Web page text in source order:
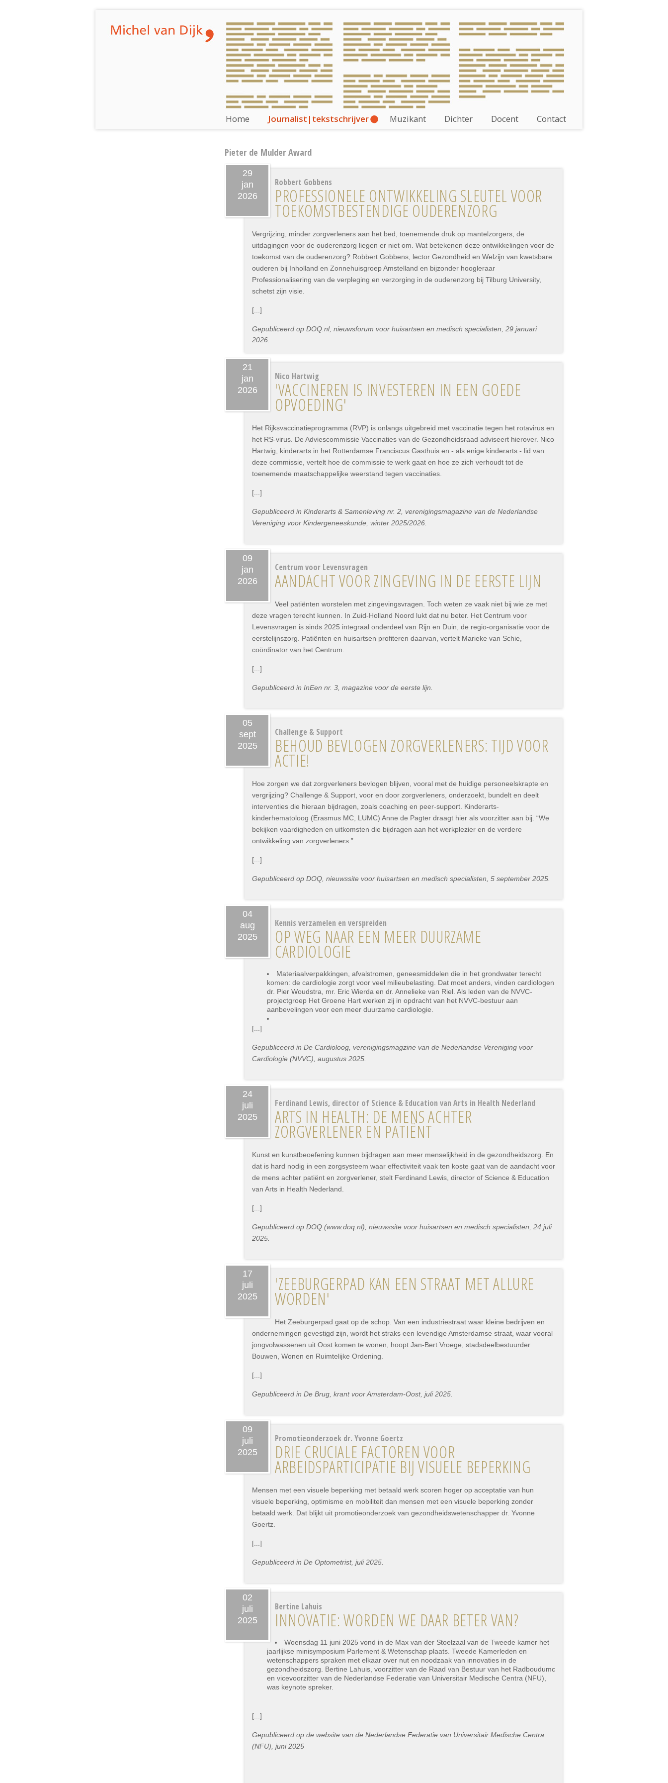
Home Journalist|tekstschrijver Muzikant Dichter Docent Contact
Pieter de Mulder Award
29
jan
2026
Robbert Gobbens
PROFESSIONELE ONTWIKKELING SLEUTEL VOOR
TOEKOMST­BESTENDIGE OUDEREN­ZORG
Vergrijzing, minder zorgverleners aan het bed, toenemende druk op mantelzorgers, de
uitdagingen voor de ouderenzorg liegen er niet om. Wat betekenen deze ontwikkelingen voor de
toekomst van de ouderenzorg? Robbert Gobbens, lector Gezondheid en Welzijn van kwetsbare
ouderen bij Inholland en Zonnehuisgroep Amstelland en bijzonder hoogleraar
Professionalisering van de verpleging en verzorging in de ouderenzorg bij Tilburg University,
schetst zijn visie.
[...]
Gepubliceerd op DOQ.nl, nieuwsforum voor huisartsen en medisch specialisten, 29 januari
2026.
21
jan
2026
Nico Hartwig
'VACCINEREN IS INVESTEREN IN EEN GOEDE
OPVOEDING'
Het Rijksvaccinatieprogramma (RVP) is onlangs uitgebreid met vaccinatie tegen het rotavirus en
het RS-virus. De Adviescommissie Vaccinaties van de Gezondheidsraad adviseert hierover. Nico
Hartwig, kinderarts in het Rotterdamse Franciscus Gasthuis en - als enige kinderarts - lid van
deze commissie, vertelt hoe de commissie te werk gaat en hoe ze zich verhoudt tot de
toenemende maatschappelijke weerstand tegen vaccinaties.
[...]
Gepubliceerd in Kinderarts & Samenleving nr. 2, verenigingsmagazine van de Nederlandse
Vereniging voor Kindergeneeskunde, winter 2025/2026.
09
jan
2026
Centrum voor Levensvragen
AANDACHT VOOR ZINGEVING IN DE EERSTE LIJN
Veel patiënten worstelen met zingevingsvragen. Toch weten ze vaak niet bij wie ze met
deze vragen terecht kunnen. In Zuid-Holland Noord lukt dat nu beter. Het Centrum voor
Levensvragen is sinds 2025 integraal onderdeel van Rijn en Duin, de regio-organisatie voor de
eerstelijnszorg. Patiënten en huisartsen profiteren daarvan, vertelt Marieke van Schie,
coördinator van het Centrum.
[...]
Gepubliceerd in InEen nr. 3, magazine voor de eerste lijn.
05
sept
2025
Challenge & Support
BEHOUD BEVLOGEN ZORGVERLENERS: TIJD VOOR
ACTIE!
Hoe zorgen we dat zorgverleners bevlogen blijven, vooral met de huidige personeelskrapte en
vergrijzing? Challenge & Support, voor en door zorgverleners, onderzoekt, bundelt en deelt
interventies die hieraan bijdragen, zoals coaching en peer-support. Kinderarts-
kinderhematoloog (Erasmus MC, LUMC) Anne de Pagter draagt hier als voorzitter aan bij. “We
bekijken vaardigheden en uitkomsten die bijdragen aan het werkplezier en de verdere
ontwikkeling van zorgverleners.”
[...]
Gepubliceerd op DOQ, nieuwssite voor huisartsen en medisch specialisten, 5 september 2025.
04
aug
2025
Kennis verzamelen en verspreiden
OP WEG NAAR EEN MEER DUURZAME
CARDIOLOGIE
Materiaalverpakkingen, afvalstromen, geneesmiddelen die in het grondwater terecht
komen: de cardiologie zorgt voor veel milieubelasting. Dat moet anders, vinden cardiologen
dr. Pier Woudstra, mr. Eric Wierda en dr. Annelieke van Riel. Als leden van de NVVC-
projectgroep Het Groene Hart werken zij in opdracht van het NVVC-bestuur aan
aanbevelingen voor een meer duurzame cardiologie.
[...]
Gepubliceerd in De Cardioloog, verenigingsmagzine van de Nederlandse Vereniging voor
Cardiologie (NVVC), augustus 2025.
24
juli
2025
Ferdinand Lewis, director of Science & Education van Arts in Health Nederland
ARTS IN HEALTH: DE MENS ACHTER
ZORGVERLENER EN PATIËNT
Kunst en kunstbeoefening kunnen bijdragen aan meer menselijkheid in de gezondheidszorg. En
dat is hard nodig in een zorgsysteem waar effectiviteit vaak ten koste gaat van de aandacht voor
de mens achter patiënt en zorgverlener, stelt Ferdinand Lewis, director of Science & Education
van Arts in Health Nederland.
[...]
Gepubliceerd op DOQ (www.doq.nl), nieuwssite voor huisartsen en medisch specialisten, 24 juli
2025.
17
juli
2025
'ZEEBURGERPAD KAN EEN STRAAT MET ALLURE
WORDEN'
Het Zeeburgerpad gaat op de schop. Van een industriestraat waar kleine bedrijven en
ondernemingen gevestigd zijn, wordt het straks een levendige Amsterdamse straat, waar vooral
jongvolwassenen uit Oost komen te wonen, hoopt Jan-Bert Vroege, stadsdeelbestuurder
Bouwen, Wonen en Ruimtelijke Ordening.
[...]
Gepubliceerd in De Brug, krant voor Amsterdam-Oost, juli 2025.
09
juli
2025
Promotieonderzoek dr. Yvonne Goertz
DRIE CRUCIALE FACTOREN VOOR
ARBEIDSPARTICIPATIE BIJ VISUELE BEPERKING
Mensen met een visuele beperking met betaald werk scoren hoger op acceptatie van hun
visuele beperking, optimisme en mobiliteit dan mensen met een visuele beperking zonder
betaald werk. Dat blijkt uit promotieonderzoek van gezondheidswetenschapper dr. Yvonne
Goertz.
[...]
Gepubliceerd in De Optometrist, juli 2025.
02
juli
2025
Bertine Lahuis
INNOVATIE: WORDEN WE DAAR BETER VAN?
Woensdag 11 juni 2025 vond in de Max van der Stoelzaal van de Tweede kamer het
jaarlijkse minisymposium Parlement & Wetenschap plaats. Tweede Kamerleden en
wetenschappers spraken met elkaar over nut en noodzaak van innovaties in de
gezondheidszorg. Bertine Lahuis, voorzitter van de Raad van Bestuur van het Radboudumc
en vicevoorzitter van de Nederlandse Federatie van Universitair Medische Centra (NFU),
was keynote spreker.
[...]
Gepubliceerd op de website van de Nederlandse Federatie van Universitair Medische Centra
(NFU), juni 2025